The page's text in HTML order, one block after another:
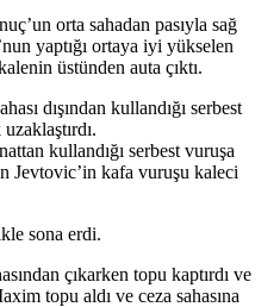
orta sahadan pasıyla sağ
yaptığı ortaya iyi yükselen
üstünden auta çıktı.
dışından kullandığı serbest
kullandığı serbest vuruşa
Jevtovic’in kafa vuruşu kaleci
sona erdi.
çıkarken topu kaptırdı ve
topu aldı ve ceza sahasına